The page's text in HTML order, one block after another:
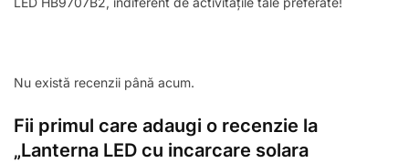
Nu există recenzii până acum.
Fii primul care adaugi o recenzie la
„Lanterna LED cu incarcare solara